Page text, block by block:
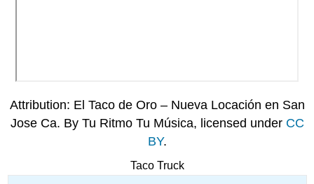
Attribution: El Taco de Oro – Nueva Locación en San
Jose Ca. By Tu Ritmo Tu Música, licensed under CC
BY.
Taco Truck